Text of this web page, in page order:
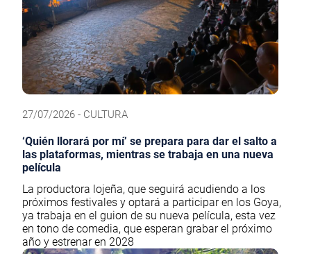
27/07/2026 - CULTURA
‘Quién llorará por mí’ se prepara para dar el salto a
las plataformas, mientras se trabaja en una nueva
película
La productora lojeña, que seguirá acudiendo a los
próximos festivales y optará a participar en los Goya,
ya trabaja en el guion de su nueva película, esta vez
en tono de comedia, que esperan grabar el próximo
año y estrenar en 2028